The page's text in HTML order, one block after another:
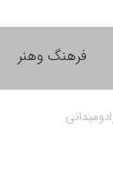
فرهنگ وهنر